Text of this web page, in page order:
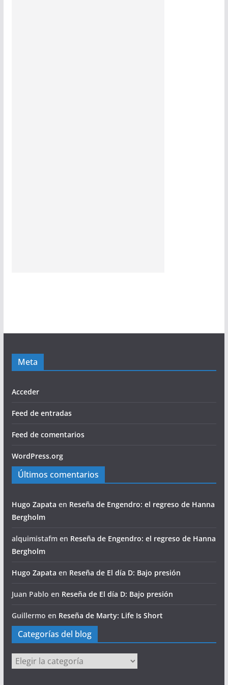
Meta
Acceder
Feed de entradas
Feed de comentarios
WordPress.org
Últimos comentarios
Hugo Zapata en Reseña de Engendro: el regreso de Hanna
Bergholm
alquimistafmen Reseña de Engendro: el regreso de Hanna
Bergholm
Hugo Zapata en Reseña de El día D: Bajo presión
Juan Pablo en Reseña de El día D: Bajo presión
Guillermo en Reseña de Marty: Life Is Short
Categorías del blog
Categorías
del